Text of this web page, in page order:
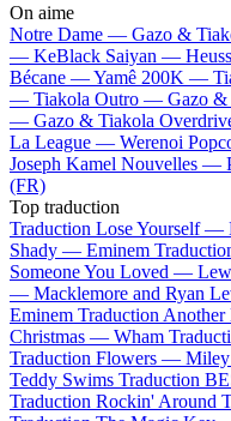
On aime
Notre Dame — Gazo &
— KeBlack Saiyan —
Bécane —Yamê 200K —
— Tiakola Outro — Gazo &
— Gazo & Tiakola
La League — Werenoi
Joseph Kamel Nouvelles —
(FR)
Top traduction
Traduction Lose Yourself —
Shady — Eminem
Someone You Loved —
— Macklemore and Ryan
Eminem Traduction
Christmas — Wham
Traduction Flowers —
Teddy Swims Traduction
Traduction Rockin' Around